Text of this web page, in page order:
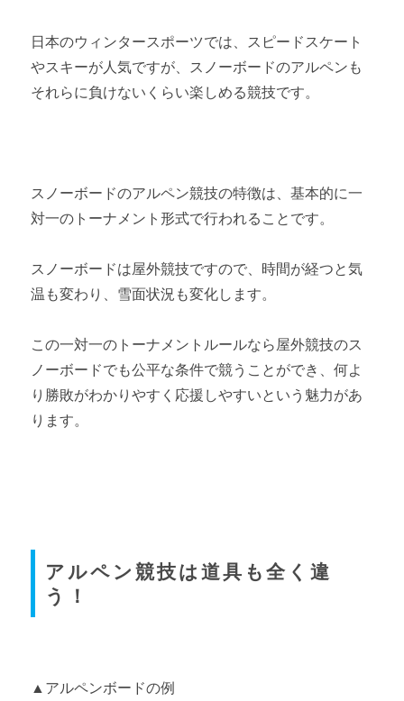
日本のウィンタースポーツでは、スピードスケート
やスキーが人気ですが、スノーボードのアルペンも
それらに負けないくらい楽しめる競技です。
スノーボードのアルペン競技の特徴は、基本的に一
対一のトーナメント形式で行われることです。
スノーボードは屋外競技ですので、時間が経つと気
温も変わり、雪面状況も変化します。
この一対一のトーナメントルールなら屋外競技のス
ノーボードでも公平な条件で競うことができ、何よ
り勝敗がわかりやすく応援しやすいという魅力があ
ります。
アルペン競技は道具も全く違
う！
▲アルペンボードの例